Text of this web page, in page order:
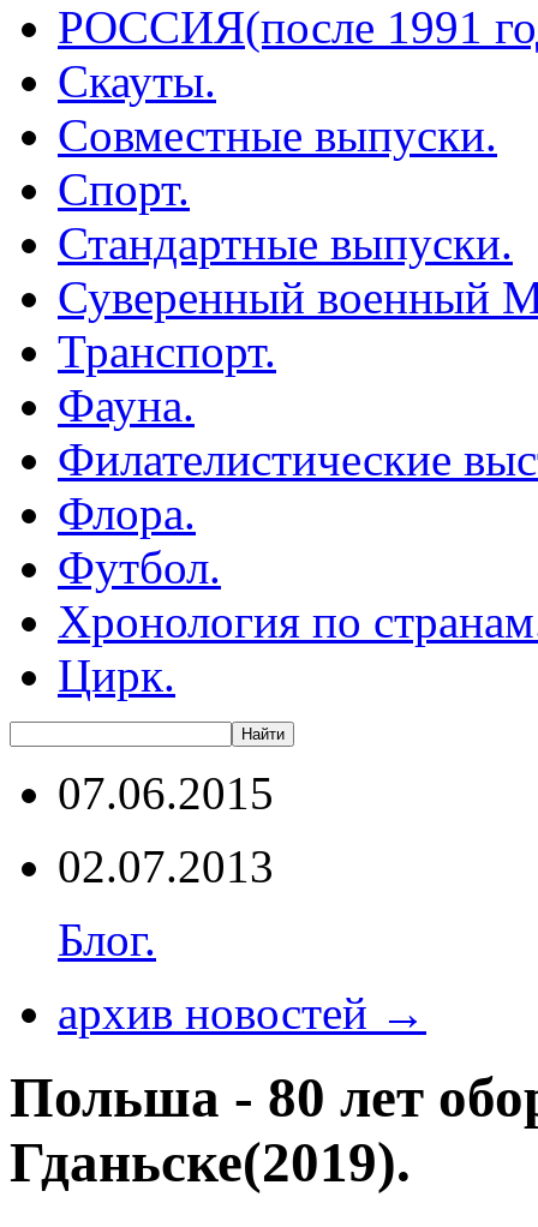
РОССИЯ(после 1991
Скауты.
Совместные выпуски.
Спорт.
Стандартные выпуски.
Суверенный военный
Транспорт.
Фауна.
Филателистические
Флора.
Футбол.
Хронология по
Цирк.
07.06.2015
02.07.2013
Блог.
архив новостей →
Польша - 80 лет
Гданьске(2019).